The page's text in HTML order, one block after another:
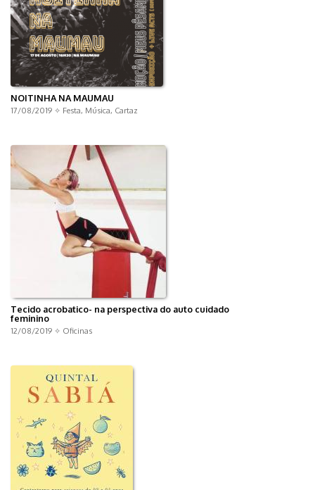
NOITINHA NA MAUMAU
17/08/2019 ✧ Festa, Música, Cartaz
Tecido acrobatico- na perspectiva do auto cuidado
feminino
12/08/2019 ✧ Oficinas